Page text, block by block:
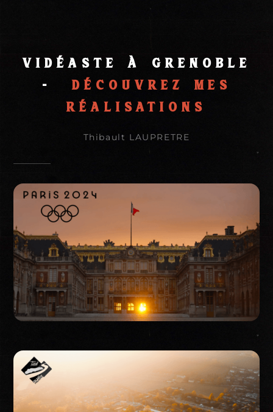
moi
VidÉasteà
grenoble
-DÉCOUVREZ MES
RÉALISATIONS
Thibault LAUPRETRE